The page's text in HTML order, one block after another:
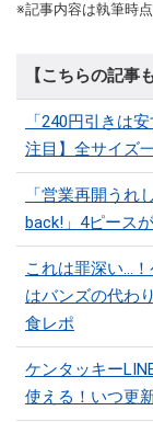
※記事内容は執筆時
【こちらの記事
「240円引きは
注目】全サイズ
「営業再開うれ
back!」4ピース
これは罪深い…
はバンズの代わ
食レポ
ケンタッキー
使える！いつ更